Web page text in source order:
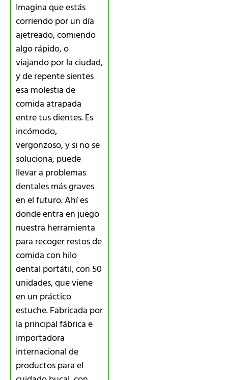
Imagina que estás
corriendo por un día
ajetreado, comiendo
algo rápido, o
viajando por la ciudad,
y de repente sientes
esa molestia de
comida atrapada
entre tus dientes. Es
incómodo,
vergonzoso, y si no se
soluciona, puede
llevar a problemas
dentales más graves
en el futuro. Ahí es
donde entra en juego
nuestra herramienta
para recoger restos de
comida con hilo
dental portátil, con 50
unidades, que viene
en un práctico
estuche. Fabricada por
la principal fábrica e
importadora
internacional de
productos para el